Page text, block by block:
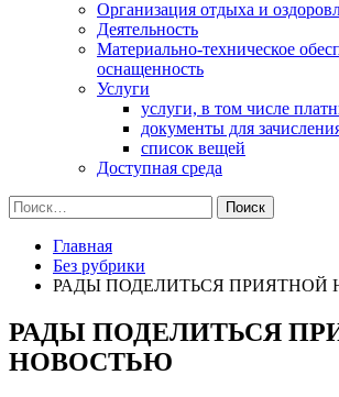
Организация отдыха и
Деятельность
Материально-техническое
оснащенность
Услуги
услуги, в том числе
документы для
список вещей
Доступная среда
Найти:
Главная
Без рубрики
РАДЫ ПОДЕЛИТЬСЯ ПРИЯТНОЙ
РАДЫ ПОДЕЛИТЬСЯ
НОВОСТЬЮ